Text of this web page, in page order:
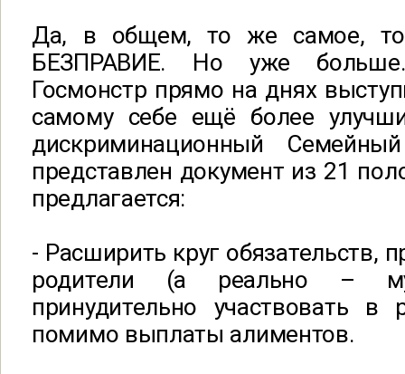
Да, в общем, то же самое,
БЕЗПРАВИЕ. Но уже больше.
Госмонстр прямо на днях
самому себе ещё более
дискриминационный
представлен документ из 21
предлагается:
- Расширить круг обязательств,
родители (а реально –
принудительно участвовать в
помимо выплаты алиментов.